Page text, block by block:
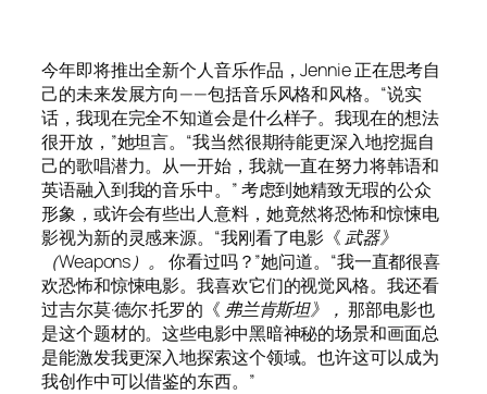
今年即将推出全新个人音乐作品，Jennie 正在思考自
己的未来发展方向——包括音乐风格和风格。“说实
话，我现在完全不知道会是什么样子。我现在的想法
很开放，”她坦言。“我当然很期待能更深入地挖掘自
己的歌唱潜力。从一开始，我就一直在努力将韩语和
英语融入到我的音乐中。” 考虑到她精致无瑕的公众
形象，或许会有些出人意料，她竟然将恐怖和惊悚电
影视为新的灵感来源。“我刚看了电影《武器》
（Weapons）。 你看过吗？”她问道。“我一直都很喜
欢恐怖和惊悚电影。我喜欢它们的视觉风格。我还看
过吉尔莫·德尔·托罗的《 弗兰肯斯坦》， 那部电影也
是这个题材的。这些电影中黑暗神秘的场景和画面总
是能激发我更深入地探索这个领域。也许这可以成为
我创作中可以借鉴的东西。”